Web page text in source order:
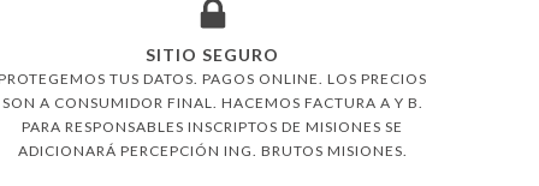
SITIO SEGURO
TUS DATOS. PAGOS ONLINE. LOS PRECIOS
SON A CONSUMIDOR FINAL. HACEMOS FACTURA A Y B.
PARA RESPONSABLES INSCRIPTOS DE MISIONES SE
ADICIONARÁ PERCEPCIÓN ING. BRUTOS MISIONES.